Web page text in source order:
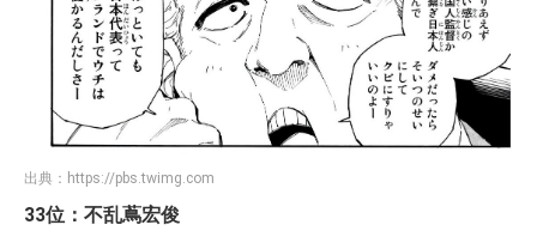
出典： https://pbs.twimg.com
33位：不乱蔦宏俊